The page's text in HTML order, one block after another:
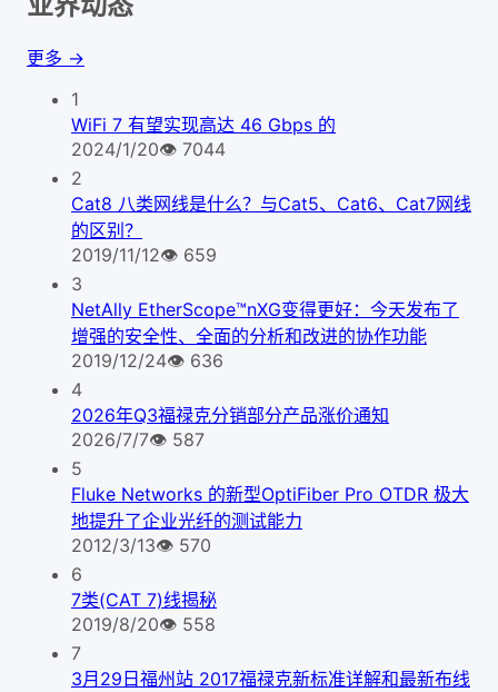
更多 →
1
WiFi 7 有望实现高达 46 Gbps 的
2024/1/20👁 7044
2
Cat8 八类网线是什么？与Cat5、Cat6、Cat7网线
的区别？
2019/11/12👁 659
3
NetAlly EtherScope™nXG变得更好：今天发布了
增强的安全性、全面的分析和改进的协作功能
2019/12/24👁 636
4
2026年Q3福禄克分销部分产品涨价通知
2026/7/7👁 587
5
Fluke Networks 的新型OptiFiber Pro OTDR 极大
地提升了企业光纤的测试能力
2012/3/13👁 570
6
7类(CAT 7)线揭秘
2019/8/20👁 558
7
3月29日福州站 2017福禄克新标准详解和最新布线